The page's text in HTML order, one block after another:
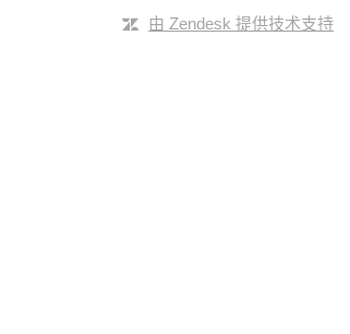
由 Zendesk 提供技术支持